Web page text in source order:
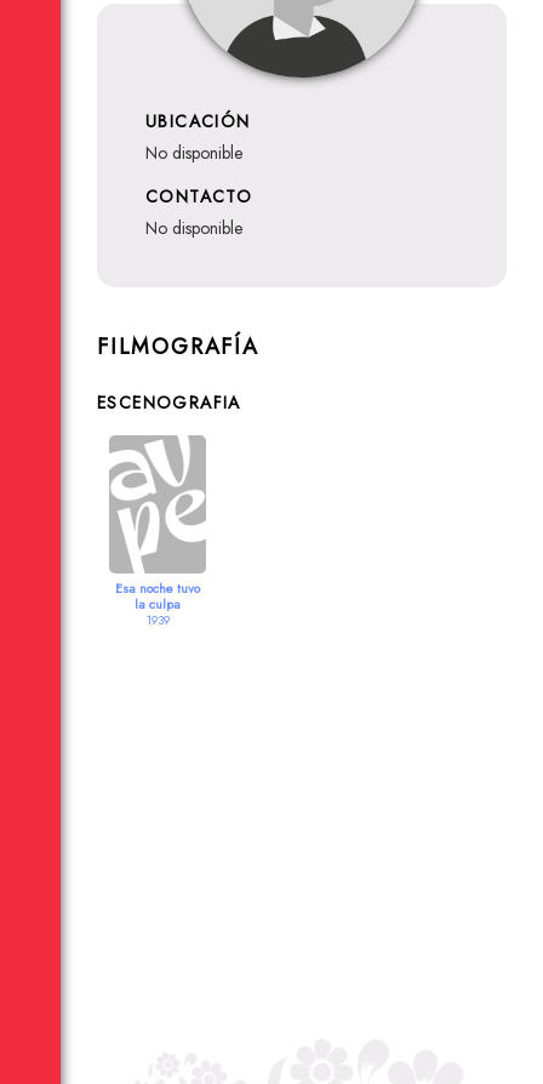
UBICACIÓN
no disponible
CONTACTO
no disponible
FILMOGRAFÍA
ESCENOGRAFIA
Esa noche tuvo
la culpa
1939